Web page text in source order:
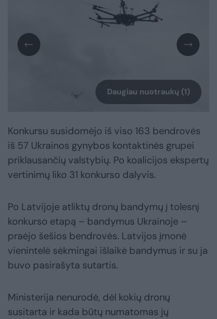
Daugiau nuotraukų (1)
Konkursu susidomėjo iš viso 163 bendrovės
iš 57 Ukrainos gynybos kontaktinės grupei
priklausančių valstybių. Po koalicijos ekspertų
vertinimų liko 31 konkurso dalyvis.
Po Latvijoje atliktų dronų bandymų į tolesnį
konkurso etapą – bandymus Ukrainoje –
praėjo šešios bendrovės. Latvijos įmonė
vienintelė sėkmingai išlaikė bandymus ir su ja
buvo pasirašyta sutartis.
Ministerija nenurodė, dėl kokių dronų
susitarta ir kada būtų numatomas jų